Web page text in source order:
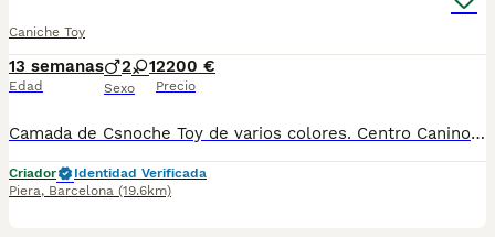
Caniche Toy
13 semanas
Edad
2 1
Sexo
2200 €
Precio
Camada de Csnoche Toy de varios colores. Centro Canino Vallbonica es mucho más que un centro de cría , es una familia comprometida con el bienestar animal y la cria responsable, siendo Criadores directos, sin intermediarios, con más de 20 años de experiencia. Apostamos por la cría responsable y una cuidada selección por ello todos nuestros bebés nacen y se crían en nuestras instalaciones , asegurando así un correcto desarrollo y una magnífica socialización, consiguiendo en cada ejemplar un carácter juguetón y extrovertido algo primordial para su adaptación como un miembro más en tu familia . Se entregan con el carnet de vacunas con el plan correspondiente a su edad , desparasitados y microchip implantado y activado en registro de Anicom. Facilitamos junto al cachorro contrato de compra con garantías víricas de 15 días y congénitas de 1 año . Contamos con un gran equipo de profesionales entre los que se encuentran educadores, auxiliares y Veterinarios ofreciendo los controles sanitarios necesarios así como continua vigilancia asegurando su bienestar . Hacemos envíos a toda España con empresa de transporte privado, proporcionando un viaje confortable y ofreciendo las atenciones necesarias a nuestros bebés . Si estás interesado en alguno de nuestros ejemplares solicita información sin compromiso al 722269698 . También atendemos vía WhatsApp . PRECIO REAL ( incluye el IVA) .
Criador
Identidad Verificada
Piera, Barcelona (19.6km)